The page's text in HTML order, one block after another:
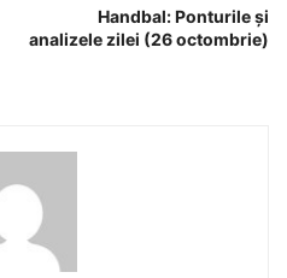
Handbal: Ponturile și
analizele zilei (26 octombrie)